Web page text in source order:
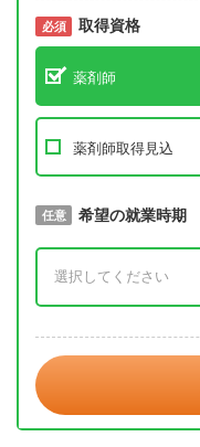
必須 取得資格
薬剤師
薬剤師取得見込
必須 取得予定年
任意 希望の就業時期